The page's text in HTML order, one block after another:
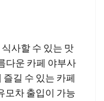
사할 수 있는 맛
다운 카페 야부사
길 수 있는 카페
모차 출입이 가능